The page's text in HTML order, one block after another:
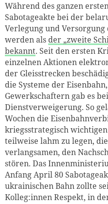
Während des ganzen
Sabotageakte bei der
Verlegung und
werden als der „zweite
bekannt. Seit den ersten
einzelnen Aktionen
der Gleisstrecken
die Systeme der
Gewerkschaftern gab es
Dienstverweigerung. So
Wochen die
kriegsstrategisch
teilweise lahm zu legen,
verlangsamen, den
stören. Das
Anfang April 80
ukrainischen Bahn zollte
Kolleg:innen Respekt, in